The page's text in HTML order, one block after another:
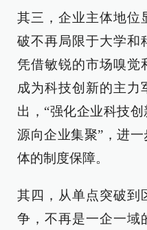
其三，企业主体地位
破不再局限于大学和
凭借敏锐的市场嗅觉
成为科技创新的主力
出，“强化企业科技
源向企业集聚”，进
体的制度保障。
其四，从单点突破到
争，不再是一企一域